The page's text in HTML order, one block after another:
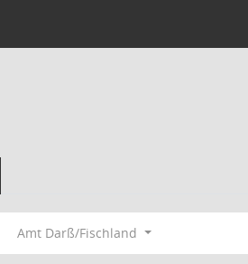
Amt Darß/Fischland